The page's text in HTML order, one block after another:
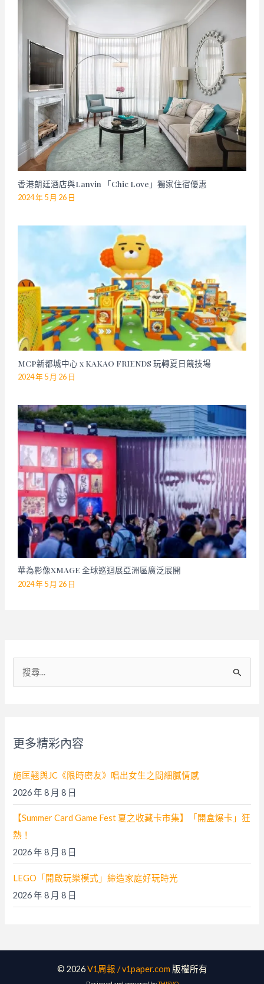
香港朗廷酒店與Lanvin 「Chic Love」獨家住宿優惠
2024 年 5 月 26 日
MCP新都城中心 x KAKAO FRIENDS 玩轉夏日競技場
2024 年 5 月 26 日
華為影像XMAGE 全球巡迴展亞洲區廣泛展開
2024 年 5 月 26 日
:
更多精彩內容
施匡翹與JC《限時密友》唱出女生之間細膩情感
2026 年 8 月 8 日
【Summer Card Game Fest 夏之收藏卡市集】「開盒爆卡」狂
熱！
2026 年 8 月 8 日
LEGO「開啟玩樂模式」締造家庭好玩時光
2026 年 8 月 8 日
© 2026V1周報 / v1paper.com 版權所有